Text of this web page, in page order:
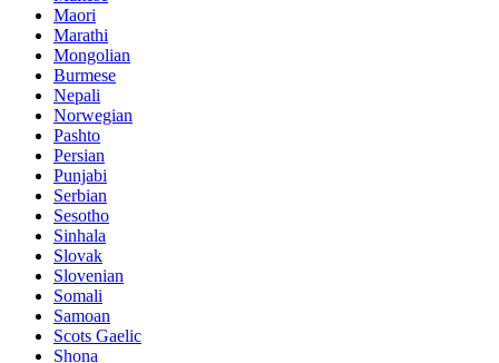
Maori
Marathi
Mongolian
Burmese
Nepali
Norwegian
Pashto
Persian
Punjabi
Serbian
Sesotho
Sinhala
Slovak
Slovenian
Somali
Samoan
Scots Gaelic
Shona